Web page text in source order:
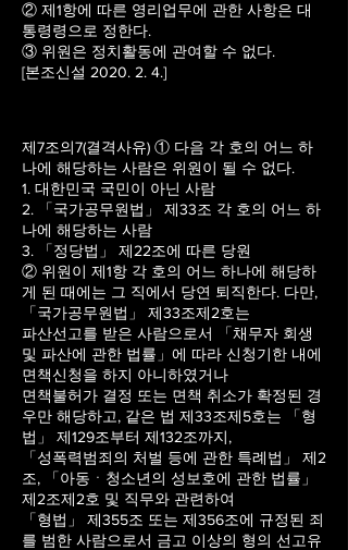
② 제1항에 따른 영리업무에 관한 사항은 대
통령령으로 정한다.
③ 위원은 정치활동에 관여할 수 없다.
[본조신설 2020. 2. 4.]
제7조의7(결격사유) ① 다음 각 호의 어느 하
나에 해당하는 사람은 위원이 될 수 없다.
1. 대한민국 국민이 아닌 사람
2. 「국가공무원법」 제33조 각 호의 어느 하
나에 해당하는 사람
3. 「정당법」 제22조에 따른 당원
② 위원이 제1항 각 호의 어느 하나에 해당하
게 된 때에는 그 직에서 당연 퇴직한다. 다만,
「국가공무원법」 제33조제2호는
파산선고를 받은 사람으로서 「채무자 회생
및 파산에 관한 법률」에 따라 신청기한 내에
면책신청을 하지 아니하였거나
면책불허가 결정 또는 면책 취소가 확정된 경
우만 해당하고, 같은 법 제33조제5호는 「형
법」 제129조부터 제132조까지,
「성폭력범죄의 처벌 등에 관한 특례법」 제2
조, 「아동ㆍ청소년의 성보호에 관한 법률」
제2조제2호 및 직무와 관련하여
「형법」 제355조 또는 제356조에 규정된 죄
를 범한 사람으로서 금고 이상의 형의 선고유